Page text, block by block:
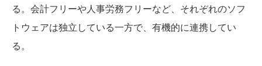
る。会計フリーや人事労務フリーなど、それぞれのソフ
トウェアは独立している一方で、有機的に連携してい
る。